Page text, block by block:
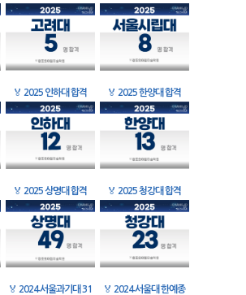
🏅 2025 인하대 합격 🏅 2025 한양대 합격
🏅 2025 상명대 합격 🏅 2025 청강대 합격
🏅 2024 서울과기대 31
🏅 2024 서울대 한예종